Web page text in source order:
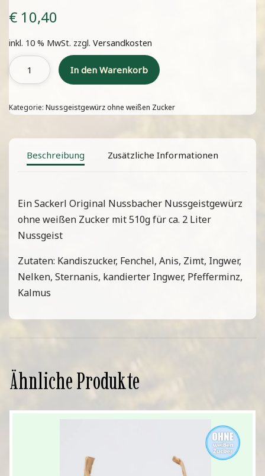
€ 10,40
inkl. 10 % MwSt. zzgl.Versandkosten
In den Warenkorb
Kategorie: Nussgeistgewürz ohne weißen Zucker
Beschreibung Zusätzliche Informationen
Ein Sackerl Original Nussbacher Nussgeistgewürz
ohne weißen Zucker mit 510g für ca. 2 Liter
Nussgeist
Zutaten: Kandiszucker, Fenchel, Anis, Zimt, Ingwer,
Nelken, Sternanis, kandierter Ingwer, Pfefferminz,
Kalmus
Ähnliche Produkte